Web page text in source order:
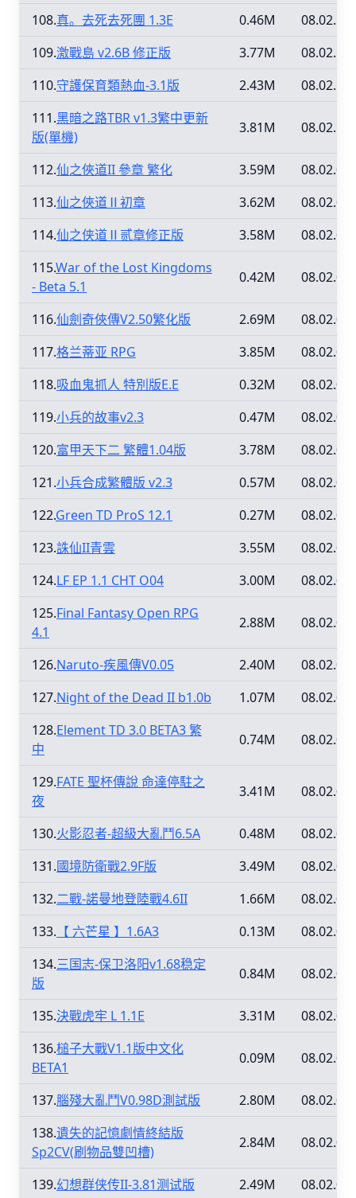
108.真。去死去死團 1.3E 0.46M
08.02.12
109.激戰島 v2.6B 修正版 3.77M
08.02.12
110.守護保育類熱血-3.1版 2.43M
08.02.12
111.黑暗之路TBR v1.3繁中更新
版(單機)
3.81M 08.02.12
112.仙之俠道II 參章 繁化 3.59M
08.02.09
113.仙之俠道Ⅱ初章 3.62M
08.02.09
114.仙之侠道Ⅱ贰章修正版 3.58M
08.02.09
115.War of the Lost Kingdoms
- Beta 5.1
0.42M 08.02.09
116.仙劍奇俠傳V2.50繁化版 2.69M
08.02.09
117.格兰蒂亚 RPG 3.85M
08.02.09
118.吸血鬼抓人 特別版E.E 0.32M
08.02.09
119.小兵的故事v2.3 0.47M
08.02.09
120.富甲天下二 繁體1.04版 3.78M
08.02.09
121.小兵合成繁體版 v2.3 0.57M
08.02.09
122.Green TD ProS 12.1 0.27M
08.02.09
123.誅仙II青雲 3.55M
08.02.09
124.LF EP 1.1 CHT O04 3.00M
08.02.09
125.Final Fantasy Open RPG
4.1
2.88M 08.02.09
126.Naruto-疾風傳V0.05 2.40M
08.02.09
127.Night of the Dead II b1.0b 1.07M
08.02.09
128.Element TD 3.0 BETA3 繁
中
0.74M 08.02.09
129.FATE 聖杯傳說 命達停駐之
夜
3.41M 08.02.09
130.火影忍者-超級大亂鬥6.5A 0.48M
08.02.09
131.國境防衛戰2.9F版 3.49M
08.02.09
132.二戰-諾曼地登陸戰4.6II 1.66M
08.02.09
133. 【 六芒星 】1.6A3 0.13M
08.02.09
134.三国志-保卫洛阳v1.68稳定
版
0.84M 08.02.09
135.決戰虎牢 L 1.1E 3.31M
08.02.09
136.槌子大戰V1.1版中文化
BETA1
0.09M 08.02.09
137.腦殘大亂鬥V0.98D測試版 2.80M
08.02.09
138.遺失的記憶劇情終結版
Sp2CV(刷物品雙凹槽)
2.84M 08.02.09
139.幻想群侠传II-3.81测试版 2.49M
08.02.09